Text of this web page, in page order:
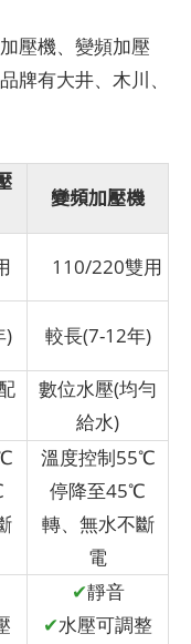
壓機、變頻加壓
牌有大井、木川、
變頻加壓機
110/220雙用
) 較長(7-12年)
數位水壓(均勻
給水)
溫度控制55℃
停降至45℃
轉、無水不斷
電
✔靜音
✔水壓可調整